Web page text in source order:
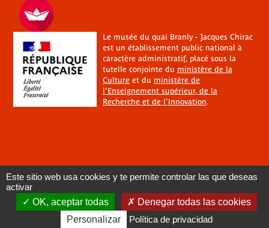
Le musée du quai Branly - Jacques Chirac
est un établissement public national à
caractère administratif, placé sous la
tutelle conjointe du ministère de la
Cultureet du ministère de
l'Enseignement supérieur, de la
Recherche et de l'Innovation.
Este sitio web usa cookies y te permite controlar las que deseas
activar
OK, aceptar todas
Denegar todas las cookies
Personalizar
Política de privacidad